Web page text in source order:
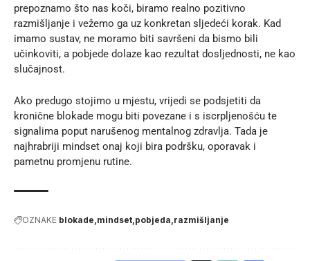
prepoznamo što nas koči, biramo realno pozitivno
razmišljanje i vežemo ga uz konkretan sljedeći korak. Kad
imamo sustav, ne moramo biti savršeni da bismo bili
učinkoviti, a pobjede dolaze kao rezultat dosljednosti, ne kao
slučajnost.
Ako predugo stojimo u mjestu, vrijedi se podsjetiti da
kronične blokade mogu biti povezane i s iscrpljenošću te
signalima poput narušenog mentalnog zdravlja. Tada je
najhrabriji mindset onaj koji bira podršku, oporavak i
pametnu promjenu rutine.
OZNAKE blokade mindset pobjeda razmišljanje